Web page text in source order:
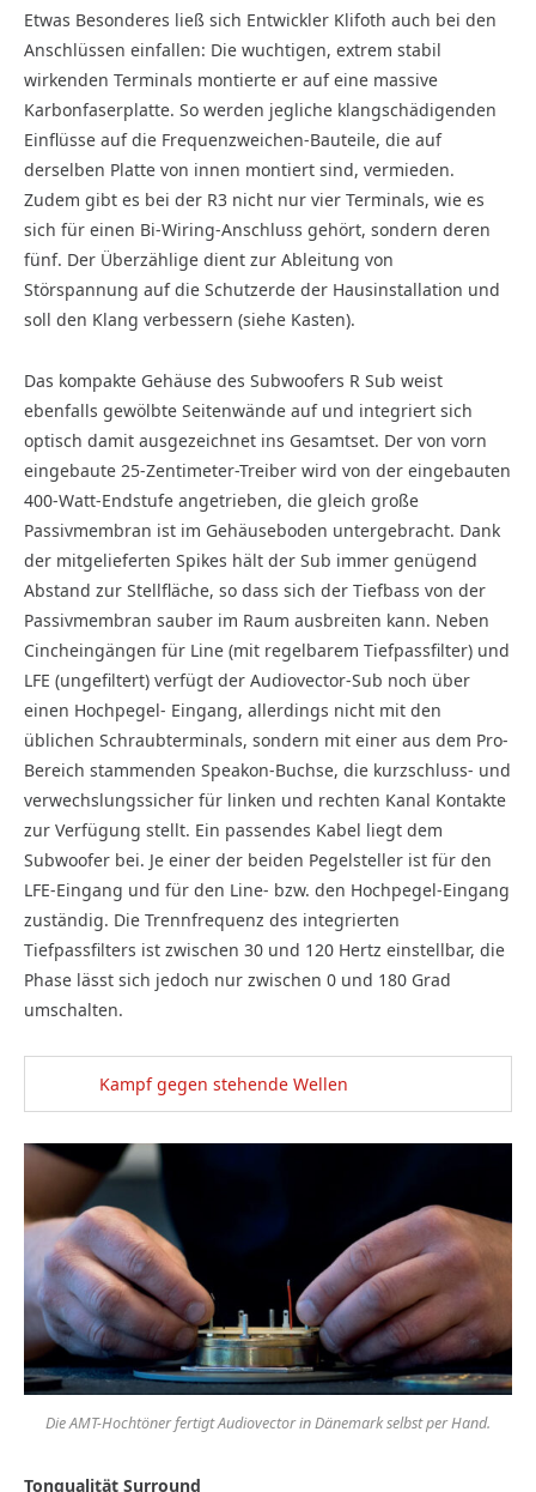
Etwas Besonderes ließ sich Entwickler Klifoth auch bei den
Anschlüssen einfallen: Die wuchtigen, extrem stabil
wirkenden Terminals montierte er auf eine massive
Karbonfaserplatte. So werden jegliche klangschädigenden
Einflüsse auf die Frequenzweichen-Bauteile, die auf
derselben Platte von innen montiert sind, vermieden.
Zudem gibt es bei der R3 nicht nur vier Terminals, wie es
sich für einen Bi-Wiring-Anschluss gehört, sondern deren
fünf. Der Überzählige dient zur Ableitung von
Störspannung auf die Schutzerde der Hausinstallation und
soll den Klang verbessern (siehe Kasten).
Das kompakte Gehäuse des Subwoofers R Sub weist
ebenfalls gewölbte Seitenwände auf und integriert sich
optisch damit ausgezeichnet ins Gesamtset. Der von vorn
eingebaute 25-Zentimeter-Treiber wird von der eingebauten
400-Watt-Endstufe angetrieben, die gleich große
Passivmembran ist im Gehäuseboden untergebracht. Dank
der mitgelieferten Spikes hält der Sub immer genügend
Abstand zur Stellfläche, so dass sich der Tiefbass von der
Passivmembran sauber im Raum ausbreiten kann. Neben
Cincheingängen für Line (mit regelbarem Tiefpassfilter) und
LFE (ungefiltert) verfügt der Audiovector-Sub noch über
einen Hochpegel- Eingang, allerdings nicht mit den
üblichen Schraubterminals, sondern mit einer aus dem Pro-
Bereich stammenden Speakon-Buchse, die kurzschluss- und
verwechslungssicher für linken und rechten Kanal Kontakte
zur Verfügung stellt. Ein passendes Kabel liegt dem
Subwoofer bei. Je einer der beiden Pegelsteller ist für den
LFE-Eingang und für den Line- bzw. den Hochpegel-Eingang
zuständig. Die Trennfrequenz des integrierten
Tiefpassfilters ist zwischen 30 und 120 Hertz einstellbar, die
Phase lässt sich jedoch nur zwischen 0 und 180 Grad
umschalten.
Kampf gegen stehende Wellen
Die AMT-Hochtöner fertigt Audiovector in Dänemark selbst per Hand.
Tonqualität Surround